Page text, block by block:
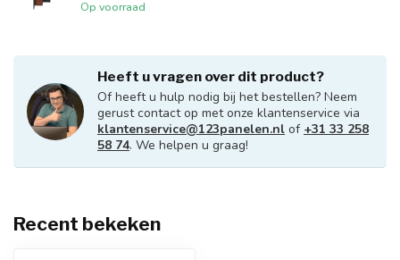
Op voorraad
Heeft u vragen over dit product?
Of heeft u hulp nodig bij het bestellen? Neem
gerust contact op met onze klantenservice via
klantenservice@123panelen.nl of +31 33 258
58 74. We helpen u graag!
Recent bekeken